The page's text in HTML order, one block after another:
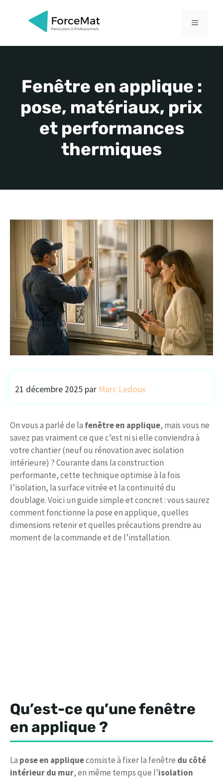
MENU
Fenêtre en applique :
pose, matériaux, prix
et performances
thermiques
21 décembre 2025 par Marc Ledoux
On vous a parlé de la fenêtre en applique, mais vous ne
savez pas vraiment ce que c’est ni si elle conviendra à
votre chantier (neuf ou rénovation avec isolation
intérieure) ? Courante dans la construction
performante, cette technique optimise à la fois
l’isolation, la surface vitrée et la continuité du
doublage. Voici un guide simple et concret : vous saurez
comment fonctionne la pose en applique, quelles
dimensions retenir et quelles précautions prendre au
moment de la commande et de l’installation.
Qu’est-ce qu’une fenêtre
en applique ?
La pose en appliqueconsiste à fixer la fenêtre du côté
intérieur du mur, en même temps que l’isolation